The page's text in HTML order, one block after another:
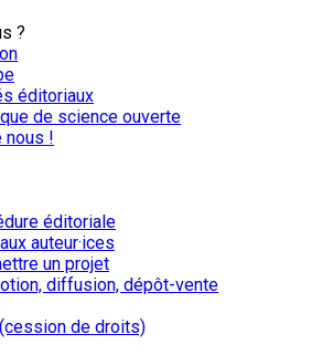
?
éditoriaux
de science ouverte
nous !
éditoriale
auteur·ices
un projet
diffusion, dépôt-vente
(cession de droits)